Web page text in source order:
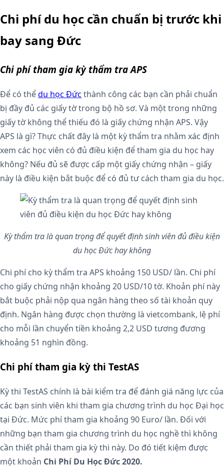
Chi phí du học cần chuẩn bị trước khi
bay sang Đức
Chi phí tham gia kỳ thẩm tra APS
Để có thểdu học Đức thành công các bạn cần phải chuẩn
bị đầy đủ các giấy tờ trong bộ hồ sơ. Và một trong những
giấy tờ không thể thiếu đó là giấy chứng nhận APS. Vậy
APS là gì? Thực chất đây là một kỳ thẩm tra nhằm xác định
xem các học viên có đủ điều kiện để tham gia du học hay
không? Nếu đủ sẽ được cấp một giấy chứng nhận – giấy
này là điều kiện bắt buộc để có đủ tư cách tham gia du học.
Kỳ thẩm tra là quan trọng để quyết định sinh viên đủ điều kiện
du học Đức hay không
Chi phí cho kỳ thẩm tra APS khoảng 150 USD/ lần. Chi phí
cho giấy chứng nhận khoảng 20 USD/10 tờ. Khoản phí này
bắt buộc phải nộp qua ngân hàng theo số tài khoản quy
định. Ngân hàng được chọn thường là vietcombank, lệ phí
cho mỗi lần chuyển tiền khoảng 2,2 USD tương đương
khoảng 51 nghìn đồng.
Chi phí tham gia kỳ thi TestAS
Kỳ thi TestAS chính là bài kiểm tra để đánh giá năng lực của
các bạn sinh viên khi tham gia chương trình du học Đại học
tại Đức. Mức phí tham gia khoảng 90 Euro/ lần. Đối với
những bạn tham gia chương trình du học nghề thì không
cần thiết phải tham gia kỳ thi này. Do đó tiết kiệm được
một khoản Chi Phí Du Học Đức 2020.